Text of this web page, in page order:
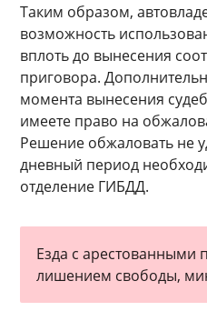
Таким образом,
возможность
вплоть до вынесения
приговора.
момента вынесения
имеете право на
Решение обжаловать не
дневный период
отделение ГИБДД.
Езда с арестованными
лишением свободы,